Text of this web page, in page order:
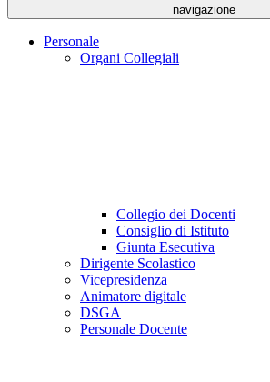
navigazione
Personale
Organi Collegiali
Collegio dei Docenti
Consiglio di Istituto
Giunta Esecutiva
Dirigente Scolastico
Vicepresidenza
Animatore digitale
DSGA
Personale Docente